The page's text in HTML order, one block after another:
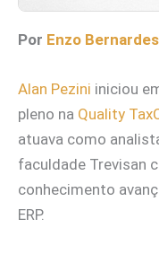
Por Enzo Bernardes
Alan Pezini iniciou
pleno na Quality
atuava como
faculdade Trevisan
conhecimento
ERP.